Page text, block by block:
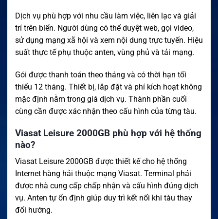
Dịch vụ phù hợp với nhu cầu làm việc, liên lạc và giải
trí trên biển. Người dùng có thể duyệt web, gọi video,
sử dụng mạng xã hội và xem nội dung trực tuyến. Hiệu
suất thực tế phụ thuộc anten, vùng phủ và tải mạng.
Gói được thanh toán theo tháng và có thời hạn tối
thiểu 12 tháng. Thiết bị, lắp đặt và phí kích hoạt không
mặc định nằm trong giá dịch vụ. Thành phần cuối
cùng cần được xác nhận theo cấu hình của từng tàu.
Viasat Leisure 2000GB phù hợp với hệ thống
nào?
Viasat Leisure 2000GB được thiết kế cho hệ thống
Internet hàng hải thuộc mạng Viasat. Terminal phải
được nhà cung cấp chấp nhận và cấu hình đúng dịch
vụ. Anten tự ổn định giúp duy trì kết nối khi tàu thay
đổi hướng.